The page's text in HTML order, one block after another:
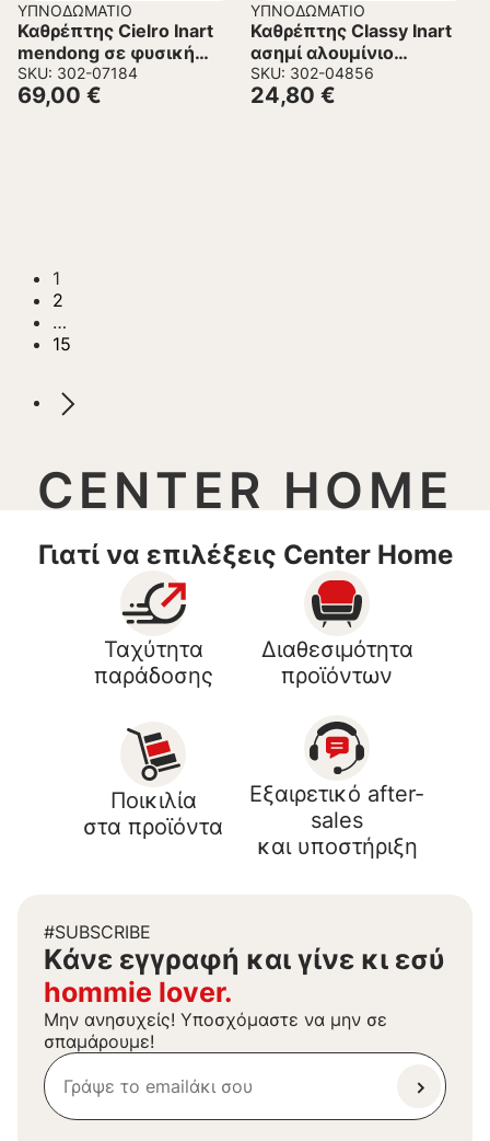
ΥΠΝΟΔΩΜΆΤΙΟ
Καθρέπτης Cielro Inart
mendong σε φυσική
απόχρωση Φ42×6εκ
SKU: 302-07184
69,00 €
ΥΠΝΟΔΩΜΆΤΙΟ
Καθρέπτης Classy Inart
ασημί αλουμίνιο
50×2.5×80εκ
SKU: 302-04856
24,80 €
1
2
…
15
CENTER HOME
Γιατί να επιλέξεις Center Home
Ταχύτητα
παράδοσης
Διαθεσιμότητα
προϊόντων
Ποικιλία
στα προϊόντα
Εξαιρετικό after-
sales
και υποστήριξη
#SUBSCRIBE
Kάνε εγγραφή και γίνε κι εσύ
hommie lover.
Μην ανησυχείς! Υποσχόμαστε να μην σε
σπαμάρουμε!